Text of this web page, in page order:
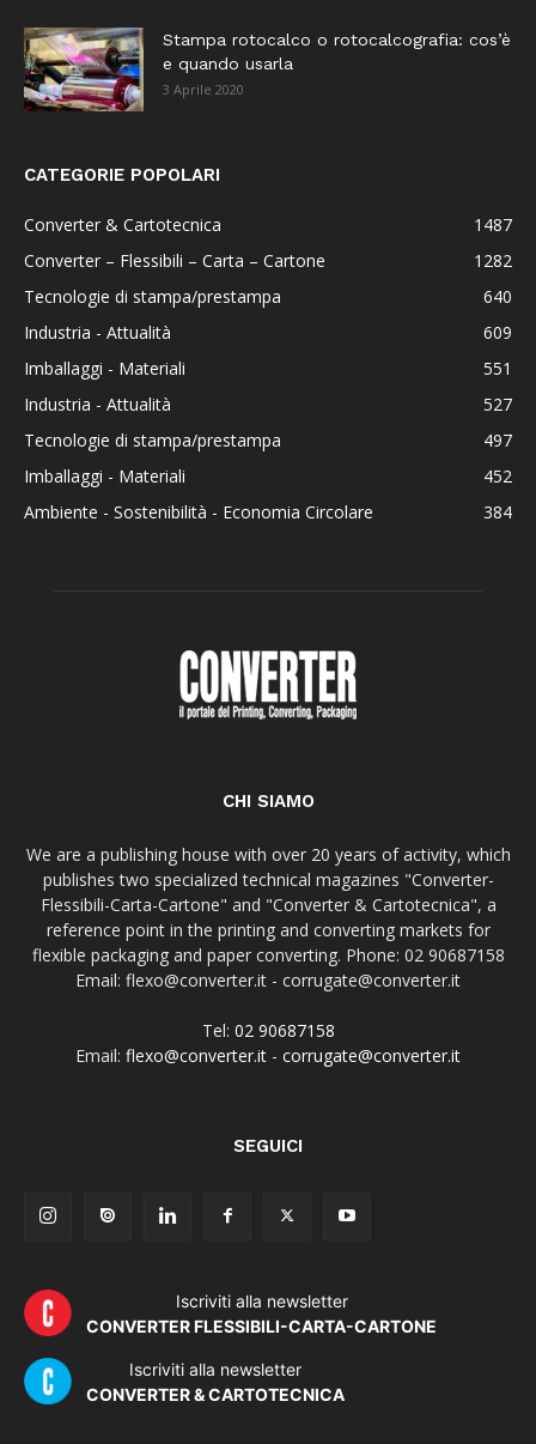
Stampa rotocalco o rotocalcografia: cos’è
e quando usarla
3 Aprile 2020
CATEGORIE POPOLARI
Converter & Cartotecnica
1487
Converter – Flessibili – Carta – Cartone
1282
Tecnologie di stampa/prestampa
640
Industria - Attualità
609
Imballaggi - Materiali
551
Industria - Attualità
527
Tecnologie di stampa/prestampa
497
Imballaggi - Materiali
452
Ambiente - Sostenibilità - Economia Circolare
384
CHI SIAMO
We are a publishing house with over 20 years of activity, which
publishes two specialized technical magazines "Converter-
Flessibili-Carta-Cartone" and "Converter & Cartotecnica", a
reference point in the printing and converting markets for
flexible packaging and paper converting. Phone: 02 90687158
Email: flexo@converter.it - corrugate@converter.it
Tel: 02 90687158
Email: flexo@converter.it - corrugate@converter.it
SEGUICI
Iscriviti alla newsletter
CONVERTER FLESSIBILI-CARTA-CARTONE
Iscriviti alla newsletter
CONVERTER & CARTOTECNICA